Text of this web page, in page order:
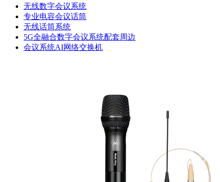
无线数字会议系统
专业电容会议话筒
无线话筒系统
5G全融合数字会议系统配套周边
会议系统AI网络交换机